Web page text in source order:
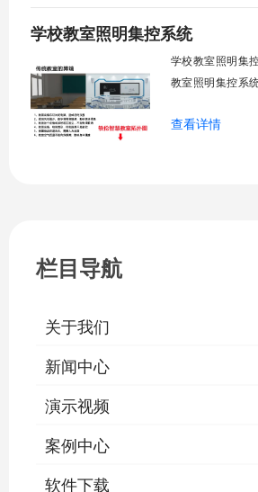
警。管理人员通
工巡检工作量，
学校教室照明集控系统
学校教室照明集
教室照明集控系
关、按需调光、
查看详情
栏目导航
关于我们
新闻中心
演示视频
案例中心
软件下载